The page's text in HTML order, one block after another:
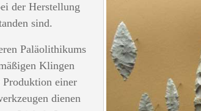
der Herstellung
sind.
Paläolithikums
Klingen
einer
dienen